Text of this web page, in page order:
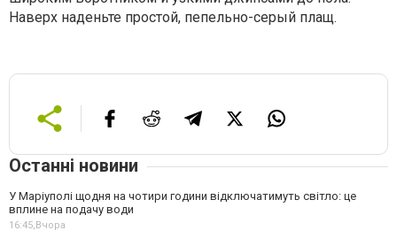
Наверх наденьте простой, пепельно-серый плащ.
Останні новини
У Маріуполі щодня на чотири години відключатимуть світло: це
вплине на подачу води
16:45,Вчора